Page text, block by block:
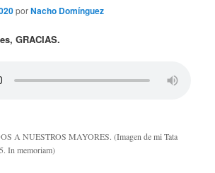
porNacho Domínguez
GRACIAS.
A NUESTROS MAYORES. (Imagen de mi Tata
In memoriam)